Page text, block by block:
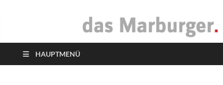
das Marburger.
HAUPTMENÜ